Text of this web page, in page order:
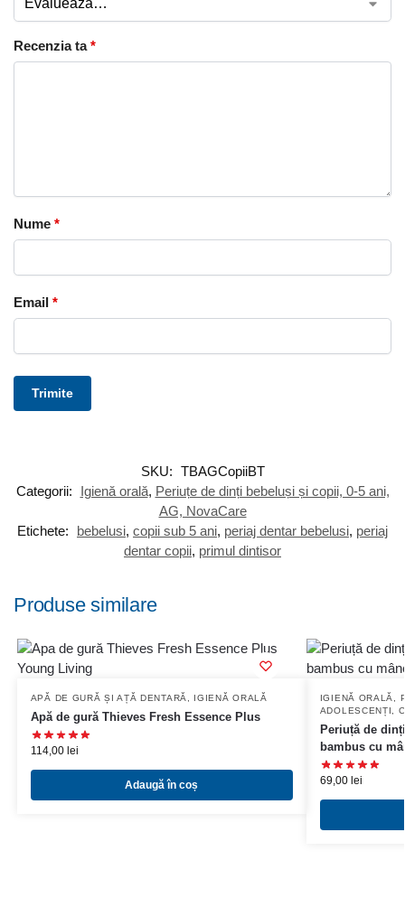
Recenzia ta*
Nume *
Email *
SKU: TBAGCopiiBT
Categorii:
Igienă orală, Periuțe de dinți bebeluși și copii, 0-5 ani,
AG, NovaCare
Etichete:
bebelusi, copii sub 5 ani, periaj dentar bebelusi, periaj
dentar copii, primul dintisor
Produse similare
APĂ DE GURĂ ȘI AȚĂ DENTARĂ IGIENĂ ORALĂ
Apă de gură Thieves Fresh Essence Plus
114,00 lei
Adaugă în coș
IGIENĂ ORALĂ
ADOLESCENȚI,
Periuță de
bambus cu
69,00 lei